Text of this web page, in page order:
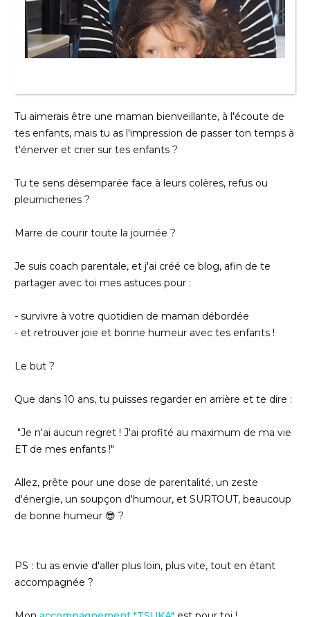
Tu aimerais être une maman bienveillante, à l'écoute de
tes enfants, mais tu as l'impression de passer ton temps à
t'énerver et crier sur tes enfants ?
Tu te sens désemparée face à leurs colères, refus ou
pleurnicheries ?
Marre de courir toute la journée ?
Je suis coach parentale, et j'ai créé ce blog, afin de te
partager avec toi mes astuces pour :
- survivre à votre quotidien de maman débordée
- et retrouver joie et bonne humeur avec tes enfants !
Le but ?
Que dans 10 ans, tu puisses regarder en arrière et te dire :
"Je n'ai aucun regret ! J'ai profité au maximum de ma vie
ET de mes enfants !"
Allez, prête pour une dose de parentalité, un zeste
d'énergie, un soupçon d'humour, et SURTOUT, beaucoup
de bonne humeur 😎 ?
PS : tu as envie d'aller plus loin, plus vite, tout en étant
accompagnée ?